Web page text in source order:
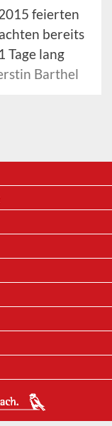
feierten
bereits
Tage lang
Barthel